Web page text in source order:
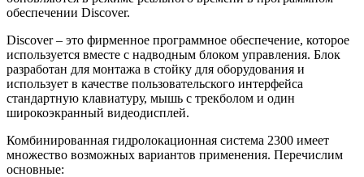
обеспечении Discover.
Discover – это фирменное программное обеспечение, которое
используется вместе с надводным блоком управления. Блок
разработан для монтажа в стойку для оборудования и
использует в качестве пользовательского интерфейса
стандартную клавиатуру, мышь с трекболом и один
широкоэкранный видеодисплей.
Комбинированная гидролокационная система 2300 имеет
множество возможных вариантов применения. Перечислим
основные: